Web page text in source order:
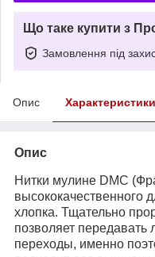
Що таке купити з
Замовлення під
Опис Характеристики
Опис
Нитки мулине DMC
высококачественного
хлопка. Тщательно
позволяет
переходы, именно